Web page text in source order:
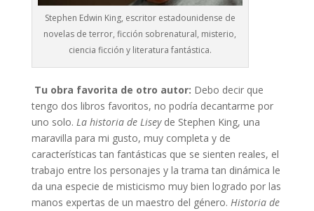
Stephen Edwin King, escritor estadounidense de
novelas de terror, ficción sobrenatural, misterio,
ciencia ficción y literatura fantástica.
Tu obra favorita de otro autor: Debo decir que
tengo dos libros favoritos, no podría decantarme por
uno solo. La historia de Liseyde Stephen King, una
maravilla para mi gusto, muy completa y de
características tan fantásticas que se sienten reales, el
trabajo entre los personajes y la trama tan dinámica le
da una especie de misticismo muy bien logrado por las
manos expertas de un maestro del género. Historia de